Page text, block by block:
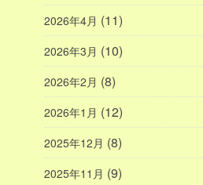
2026年4月 (11)
2026年3月 (10)
2026年2月 (8)
2026年1月 (12)
2025年12月 (8)
2025年11月 (9)